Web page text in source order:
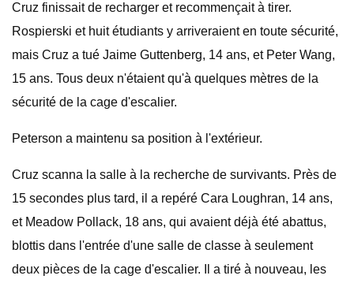
Cruz finissait de recharger et recommençait à tirer.
Rospierski et huit étudiants y arriveraient en toute sécurité,
mais Cruz a tué Jaime Guttenberg, 14 ans, et Peter Wang,
15 ans. Tous deux n'étaient qu'à quelques mètres de la
sécurité de la cage d'escalier.
Peterson a maintenu sa position à l'extérieur.
Cruz scanna la salle à la recherche de survivants. Près de
15 secondes plus tard, il a repéré Cara Loughran, 14 ans,
et Meadow Pollack, 18 ans, qui avaient déjà été abattus,
blottis dans l'entrée d'une salle de classe à seulement
deux pièces de la cage d'escalier. Il a tiré à nouveau, les